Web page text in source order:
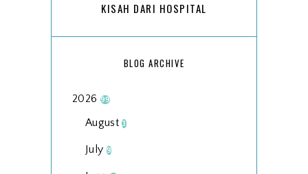
KISAH DARI HOSPITAL
BLOG ARCHIVE
2026 99
August3
July 9